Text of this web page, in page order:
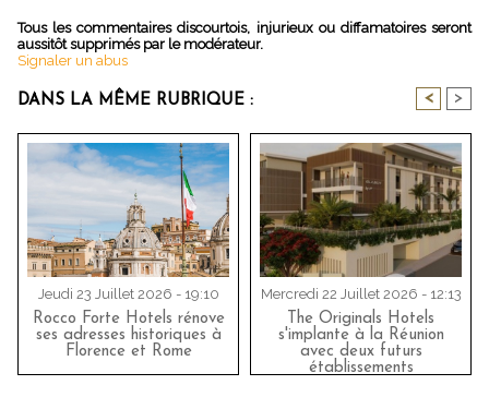
Tous les commentaires discourtois, injurieux ou diffamatoires seront
aussitôt supprimés par le modérateur.
Signaler un abus
DANS LA MÊME RUBRIQUE : < >
Jeudi 23 Juillet 2026 - 19:10
Rocco Forte Hotels rénove
ses adresses historiques à
Florence et Rome
Mercredi 22 Juillet 2026 - 12:13
The Originals Hotels
s'implante à la Réunion
avec deux futurs
établissements